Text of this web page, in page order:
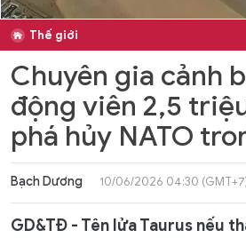
Thế giới
Chuyên gia cảnh
động viên 2,5
phá hủy NATO
Bạch Dương 10/06/2026 04:30
GD&TĐ - Tên lửa Taurus nếu